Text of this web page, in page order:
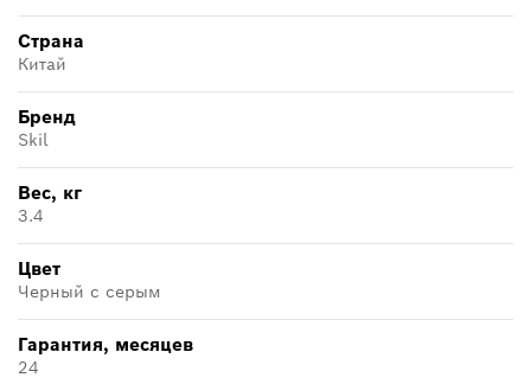
Страна
Китай
Бренд
Skil
Вес, кг
3.4
Цвет
Черный с серым
Гарантия, месяцев
24